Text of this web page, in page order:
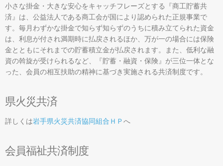
小さな掛金・大きな安心をキャッチフレーズとする『商工貯蓄共
済』は、公益法人である商工会が国により認められた正規事業で
す。毎月わずかな掛金で知らず知らずのうちに積み立てられた資金
は、利息が付され満期時に払戻されるほか、万が一の場合には保険
金とともにそれまでの貯蓄積立金が払戻されます。また、低利な融
資の斡旋が受けられるなど、『貯蓄・融資・保険』が三位一体とな
った、会員の相互扶助の精神に基づき実施される共済制度です。
県火災共済
詳しくは岩手県火災共済協同組合ＨＰへ
会員福祉共済制度